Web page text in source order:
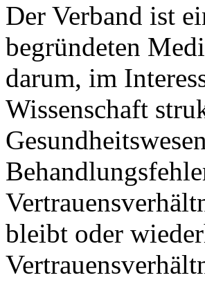
Der Verband ist
begründeten
darum, im
Wissenschaft
bleibt oder